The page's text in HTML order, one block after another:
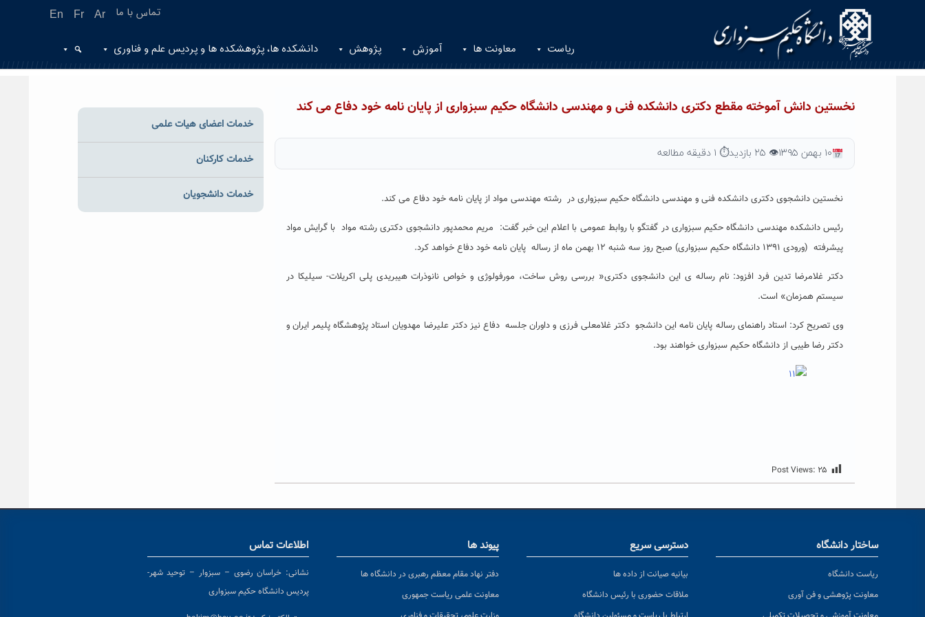
En Fr Ar تماس با ما
ریاست معاونت ها آموزش پژوهش دانشکده ها، پژوهشکده ها و پردیس علم و فناوری
نخستین دانش آموخته مقطع دکتری دانشکده فنی و مهندسی دانشگاه حکیم سبزواری از پایان نامه خود دفاع می کند
۱۰ بهمن ۱۳۹۵ 👁 ۲۵ بازدید ⏱ ۱ دقیقه مطالعه
نخستین دانشجوی دکتری دانشکده فنی و مهندسی دانشگاه حکیم سبزواری در رشته مهندسی مواد از پایان نامه خود دفاع می کند.
رئیس دانشکده مهندسی دانشگاه حکیم سبزواری در گفتگو با روابط عمومی با اعلام این خبر گفت: مریم محمدپور دانشجوی دکتری رشته مواد با گرایش مواد
پیشرفته (ورودی ۱۳۹۱ دانشگاه حکیم سبزواری) صبح روز سه شنبه ۱۲ بهمن ماه از رساله پایان نامه خود دفاع خواهد کرد.
دکتر غلامرضا تدین فرد افزود: نام رساله ی این دانشجوی دکتری« بررسی روش ساخت، مورفولوژی و خواص نانوذرات هیبریدی پلی اکریلات- سیلیکا در
سیستم همزمان» است.
وی تصریح کرد: استاد راهنمای رساله پایان نامه این دانشجو دکتر غلامعلی فرزی و داوران جلسه دفاع نیز دکتر علیرضا مهدویان استاد پژوهشگاه پلیمر ایران و
دکتر رضا طیبی از دانشگاه حکیم سبزواری خواهند بود.
Post Views: ۲۵
خدمات اعضای هیات علمی
خدمات کارکنان
خدمات دانشجویان
ساختار دانشگاه
ریاست دانشگاه
معاونت پژوهشی و فن آوری
دسترسی سریع
بیانیه صیانت از داده ها
ملاقات حضوری با رئیس دانشگاه
پیوند ها
دفتر نهاد مقام معظم رهبری در دانشگاه ها
معاونت علمی ریاست جمهوری
اطلاعات تماس
نشانی: خراسان رضوی – سبزوار – توحید شهر-
پردیس دانشگاه حکیم سبزواری